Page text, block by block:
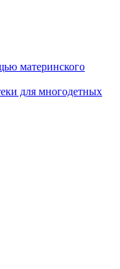
материнского
для многодетных